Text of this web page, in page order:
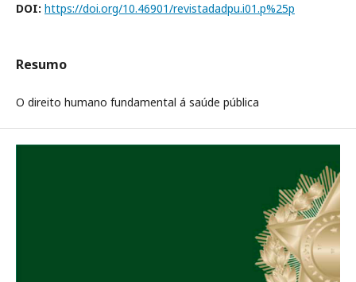
DOI: https://doi.org/10.46901/revistadadpu.i01.p%25p
Resumo
O direito humano fundamental á saúde pública